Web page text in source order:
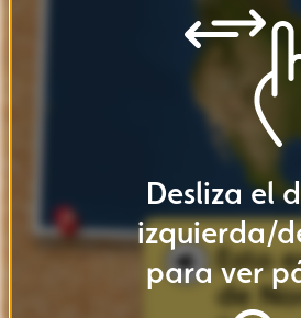
Esto
de
Desliza el
izquierda/
para ver